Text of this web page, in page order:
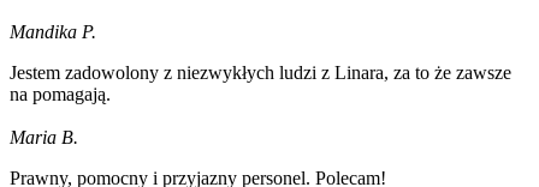
Mandika P.
Jestem zadowolony z niezwykłych ludzi z Linara, za to że zawsze
na pomagają.
Maria B.
Prawny, pomocny i przyjazny personel. Polecam!